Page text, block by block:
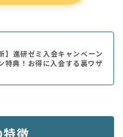
】進研ゼミ入会キャンペーン
特典！お得に入会する裏ワザ